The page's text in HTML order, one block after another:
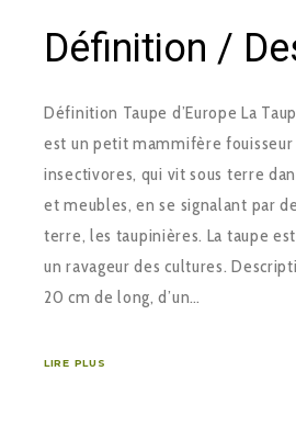
Définition /
Définition Taupe d’Europe La
est un petit mammifère fouisseur
insectivores, qui vit sous terre
et meubles, en se signalant par
terre, les taupinières. La taupe
un ravageur des cultures.
20 cm de long, d’un…
LIRE PLUS